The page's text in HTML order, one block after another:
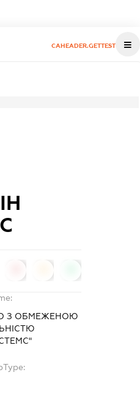
CAHEADER.GETTEST
З ОБМЕЖЕНОЮ